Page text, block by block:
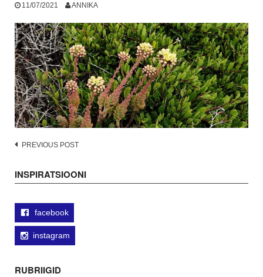
11/07/2021 ANNIKA
Post
PREVIOUS POST
INSPIRATSIOONI
facebook
instagram
RUBRIIGID